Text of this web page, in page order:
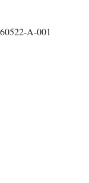
A-001